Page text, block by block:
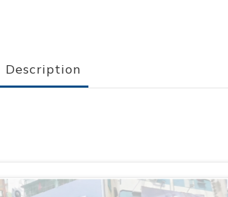
Description